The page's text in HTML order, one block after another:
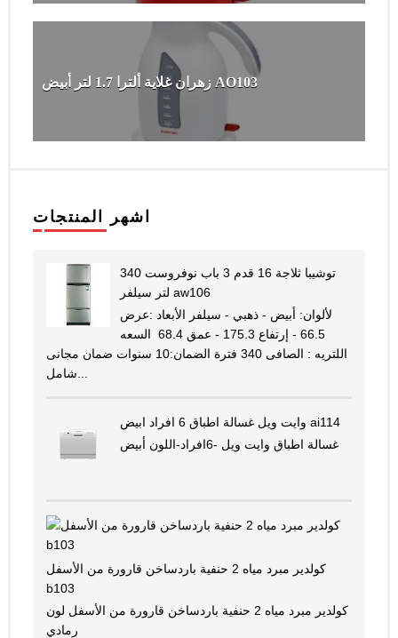
زهران غلاية ألترا 1.7 لتر أبيض AO103
اشهر المنتجات
توشيبا ثلاجة 16 قدم 3 باب نوفروست 340
لتر سيلفر aw106
لألوان: أبيض - ذهبي - سيلفر الأبعاد :عرض
66.5 - إرتفاع 175.3 - عمق 68.4 السعه
اللتريه : الصافى 340 فترة الضمان:10 سنوات ضمان مجانى
وايت ويل غسالة اطباق 6 افراد ابيض ai114
غسالة اطباق وايت ويل -6افراد-اللون أبيض
كولدير مبرد مياه 2 حنفية باردساخن قارورة من الأسفل
b103
كولدير مبرد مياه 2 حنفية باردساخن قارورة من الأسفل لون
رمادي